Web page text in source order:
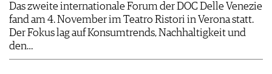
Das zweite internationale Forum der DOC Delle Venezie
fand am 4. November im Teatro Ristori in Verona statt.
Der Fokus lag auf Konsumtrends, Nachhaltigkeit und
den…